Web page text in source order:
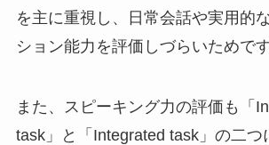
を主に重視し、日常会話や実用的
ション能力を評価しづらいためです
また、スピーキング力の評価も「
task」と「Integrated task」の二つ